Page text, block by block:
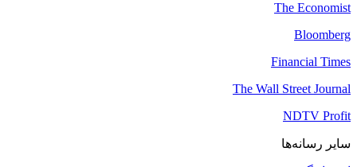
The Economist
Bloomberg
Financial Times
The Wall Street Journal
NDTV Profit
سایر رسانه‌ها